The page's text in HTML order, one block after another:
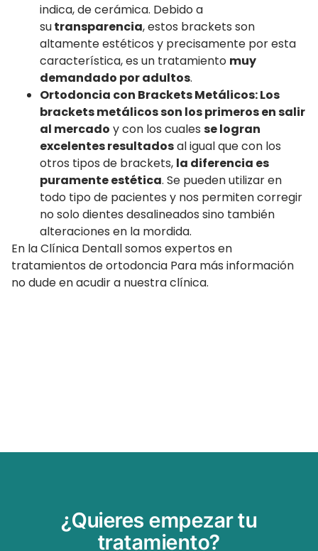
indica, de cerámica. Debido a
sutransparencia, estos brackets son
altamente estéticos y precisamente por esta
característica, es un tratamiento muy
demandado por adultos.
Ortodoncia con Brackets Metálicos: Los
brackets metálicos son los primeros en salir
al mercado y con los cuales se logran
excelentes resultadosal igual que con los
otros tipos de brackets, la diferencia es
puramente estética. Se pueden utilizar en
todo tipo de pacientes y nos permiten corregir
no solo dientes desalineados sino también
alteraciones en la mordida.
En la Clínica Dentall somos expertos en
tratamientos de ortodoncia Para más información
no dude en acudir a nuestra clínica.
¿Quieres empezar tu
tratamiento?